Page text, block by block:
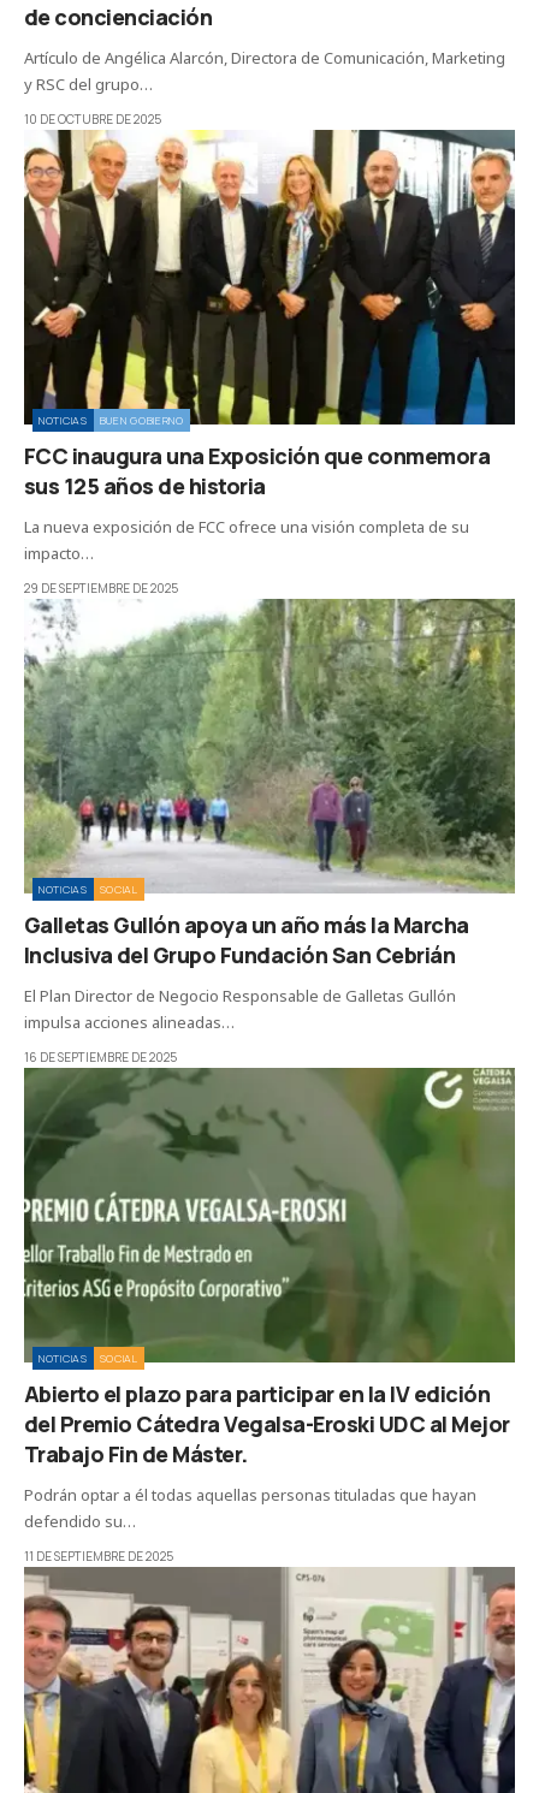
de concienciación
Artículo de Angélica Alarcón, Directora de Comunicación, Marketing
y RSC del grupo…
10 DE OCTUBRE DE 2025
NOTICIAS BUEN GOBIERNO
FCC inaugura una Exposición que conmemora
sus 125 años de historia
La nueva exposición de FCC ofrece una visión completa de su
impacto…
29 DE SEPTIEMBRE DE 2025
NOTICIAS SOCIAL
Galletas Gullón apoya un año más la Marcha
Inclusiva del Grupo Fundación San Cebrián
El Plan Director de Negocio Responsable de Galletas Gullón
impulsa acciones alineadas…
16 DE SEPTIEMBRE DE 2025
NOTICIAS SOCIAL
Abierto el plazo para participar en la IV edición
del Premio Cátedra Vegalsa-Eroski UDC al Mejor
Trabajo Fin de Máster.
Podrán optar a él todas aquellas personas tituladas que hayan
defendido su…
11 DE SEPTIEMBRE DE 2025